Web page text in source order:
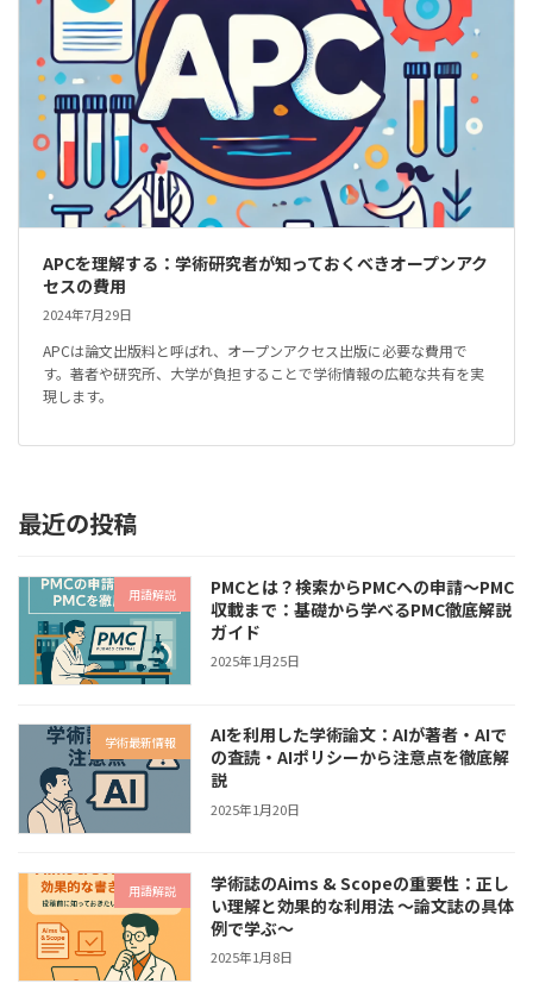
APCを理解する：学術研究者が知っておくべきオープンアク
セスの費用
2024年7月29日
APCは論文出版料と呼ばれ、オープンアクセス出版に必要な費用で
す。著者や研究所、大学が負担することで学術情報の広範な共有を実
現します。
最近の投稿
用語解説
PMCとは？検索からPMCへの申請～PMC
収載まで：基礎から学べるPMC徹底解説
ガイド
2025年1月25日
学術最新情報
AIを利用した学術論文：AIが著者・AIで
の査読・AIポリシーから注意点を徹底解
説
2025年1月20日
用語解説
学術誌のAims & Scopeの重要性：正し
い理解と効果的な利用法 〜論文誌の具体
例で学ぶ〜
2025年1月8日